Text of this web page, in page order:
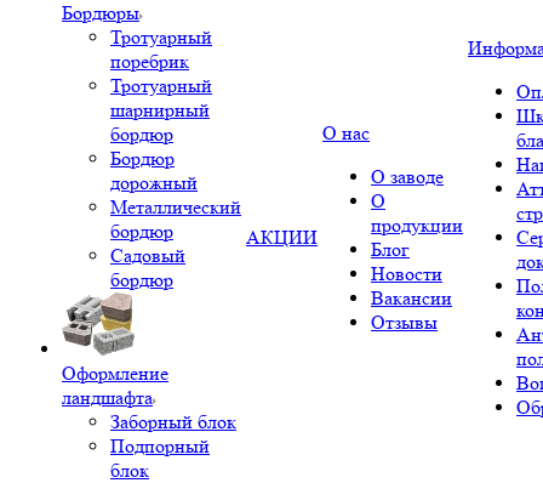
Бордюры
Тротуарный
поребрик
Тротуарный
шарнирный
бордюр
Бордюр
дорожный
Металлический
бордюр
Садовый
бордюр
Оформление
ландшафта
Заборный блок
Подпорный
блок
АКЦИИ
О нас
О заводе
О
продукции
Блог
Новости
Вакансии
Отзывы